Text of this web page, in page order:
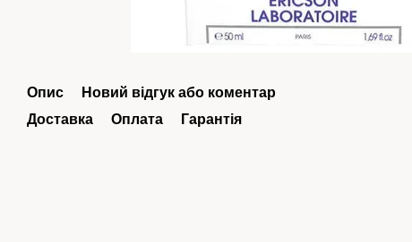
Опис
Новий відгук або коментар
Доставка
Оплата Гарантія